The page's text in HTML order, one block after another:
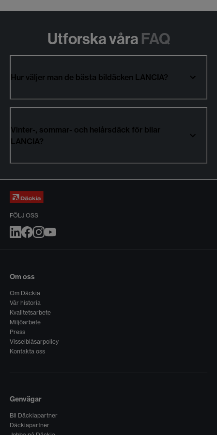
Utforska våra FAQ
Hur väljer man de bästa bildäcken LANCIA?
Vinter-, sommar- och helårsdäck för bilar
LANCIA?
FÖLJ OSS
Om oss
Om Däckia
Vår historia
Kvalitetsarbete
Miljöarbete
Press
Visselblåsarpolicy
Kontakta oss
Genvägar
Bli Däckiapartner
Däckiapartner